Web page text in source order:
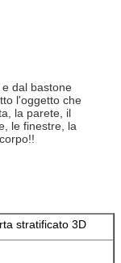
dal bastone
l'oggetto che
la parete, il
le finestre, la
stratificato 3D